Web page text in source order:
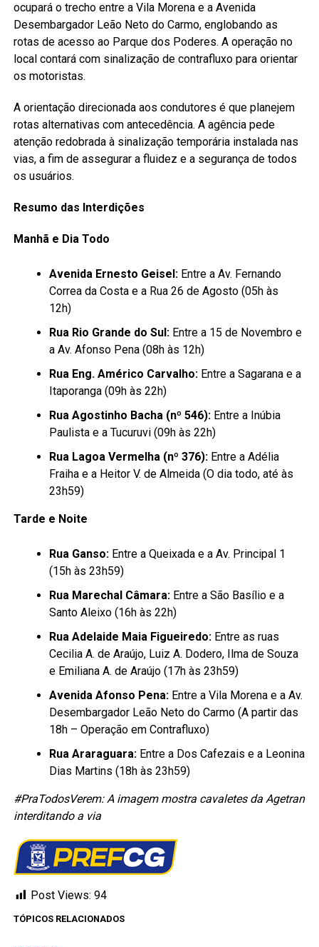
ocupará o trecho entre a Vila Morena e a Avenida
Desembargador Leão Neto do Carmo, englobando as
rotas de acesso ao Parque dos Poderes. A operação no
local contará com sinalização de contrafluxo para orientar
os motoristas.
A orientação direcionada aos condutores é que planejem
rotas alternativas com antecedência. A agência pede
atenção redobrada à sinalização temporária instalada nas
vias, a fim de assegurar a fluidez e a segurança de todos
os usuários.
Resumo das Interdições
Manhã e Dia Todo
Avenida Ernesto Geisel:Entre a Av. Fernando
Correa da Costa e a Rua 26 de Agosto (05h às
12h)
Rua Rio Grande do Sul:Entre a 15 de Novembro e
a Av. Afonso Pena (08h às 12h)
Rua Eng. Américo Carvalho:Entre a Sagarana e a
Itaporanga (09h às 22h)
Rua Agostinho Bacha (nº 546):Entre a Inúbia
Paulista e a Tucuruvi (09h às 22h)
Rua Lagoa Vermelha (nº 376):Entre a Adélia
Fraiha e a Heitor V. de Almeida (O dia todo, até às
23h59)
Tarde e Noite
Rua Ganso:Entre a Queixada e a Av. Principal 1
(15h às 23h59)
Rua Marechal Câmara:Entre a São Basílio e a
Santo Aleixo (16h às 22h)
Rua Adelaide Maia Figueiredo:Entre as ruas
Cecilia A. de Araújo, Luiz A. Dodero, Ilma de Souza
e Emiliana A. de Araújo (17h às 23h59)
Avenida Afonso Pena:Entre a Vila Morena e a Av.
Desembargador Leão Neto do Carmo (A partir das
18h – Operação em Contrafluxo)
Rua Araraguara:Entre a Dos Cafezais e a Leonina
Dias Martins (18h às 23h59)
#PraTodosVerem: A imagem mostra cavaletes da Agetran
interditando a via
Post Views: 94
TÓPICOS RELACIONADOS